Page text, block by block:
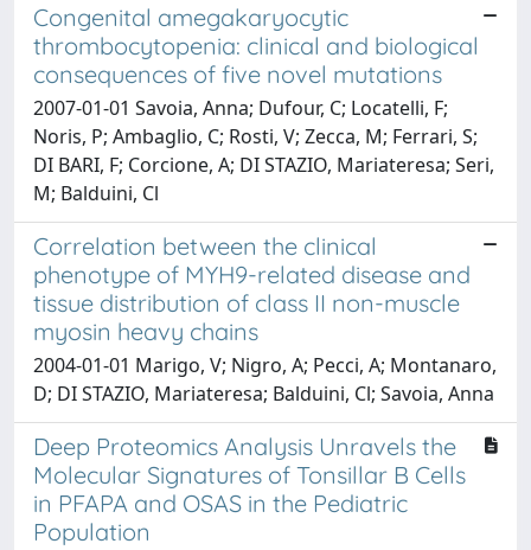
Congenital amegakaryocytic
thrombocytopenia: clinical and biological
consequences of five novel mutations
2007-01-01 Savoia, Anna; Dufour, C; Locatelli, F;
Noris, P; Ambaglio, C; Rosti, V; Zecca, M; Ferrari, S;
DI BARI, F; Corcione, A; DI STAZIO, Mariateresa; Seri,
M; Balduini, Cl
Correlation between the clinical
phenotype of MYH9-related disease and
tissue distribution of class II non-muscle
myosin heavy chains
2004-01-01 Marigo, V; Nigro, A; Pecci, A; Montanaro,
D; DI STAZIO, Mariateresa; Balduini, Cl; Savoia, Anna
Deep Proteomics Analysis Unravels the
Molecular Signatures of Tonsillar B Cells
in PFAPA and OSAS in the Pediatric
Population